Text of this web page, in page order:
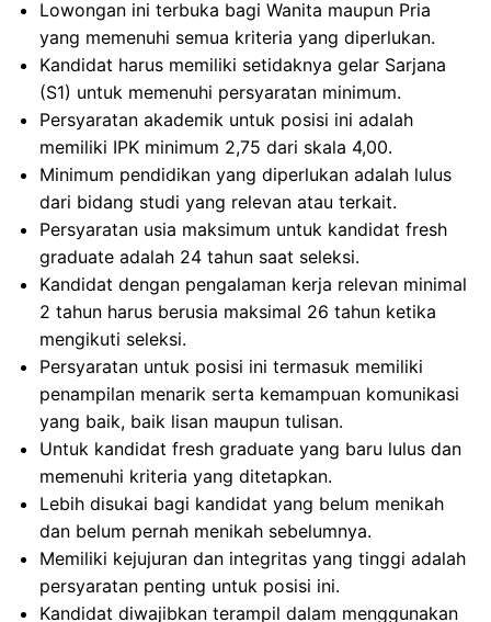
Lowongan ini terbuka bagi Wanita maupun Pria
yang memenuhi semua kriteria yang diperlukan.
Kandidat harus memiliki setidaknya gelar Sarjana
(S1) untuk memenuhi persyaratan minimum.
Persyaratan akademik untuk posisi ini adalah
memiliki IPK minimum 2,75 dari skala 4,00.
Minimum pendidikan yang diperlukan adalah lulus
dari bidang studi yang relevan atau terkait.
Persyaratan usia maksimum untuk kandidat fresh
graduate adalah 24 tahun saat seleksi.
Kandidat dengan pengalaman kerja relevan minimal
2 tahun harus berusia maksimal 26 tahun ketika
mengikuti seleksi.
Persyaratan untuk posisi ini termasuk memiliki
penampilan menarik serta kemampuan komunikasi
yang baik, baik lisan maupun tulisan.
Untuk kandidat fresh graduate yang baru lulus dan
memenuhi kriteria yang ditetapkan.
Lebih disukai bagi kandidat yang belum menikah
dan belum pernah menikah sebelumnya.
Memiliki kejujuran dan integritas yang tinggi adalah
persyaratan penting untuk posisi ini.
Kandidat diwajibkan terampil dalam menggunakan